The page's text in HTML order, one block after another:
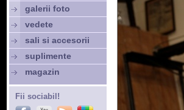
galerii foto
vedete
sali si accesorii
suplimente
magazin
Fii sociabil!